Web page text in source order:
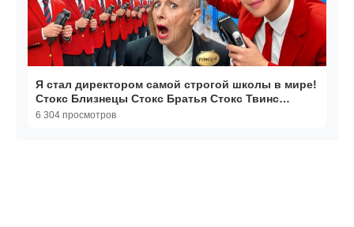
Я стал директором самой строгой школы в мире!
Стокс Близнецы Стокс Братья Стокс Твинс
Stokes
6 304 просмотров